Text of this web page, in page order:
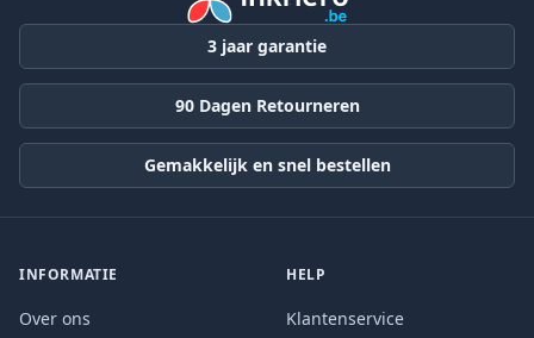
3 jaar garantie
90 Dagen Retourneren
Gemakkelijk en snel bestellen
INFORMATIE
Over ons
HELP
Klantenservice